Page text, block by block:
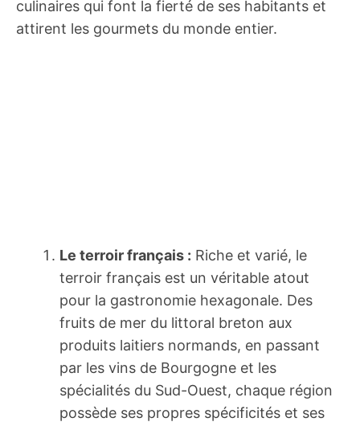
culinaires qui font la fierté de ses habitants et
attirent les gourmets du monde entier.
Le terroir français : Riche et varié, le
terroir français est un véritable atout
pour la gastronomie hexagonale. Des
fruits de mer du littoral breton aux
produits laitiers normands, en passant
par les vins de Bourgogne et les
spécialités du Sud-Ouest, chaque région
possède ses propres spécificités et ses